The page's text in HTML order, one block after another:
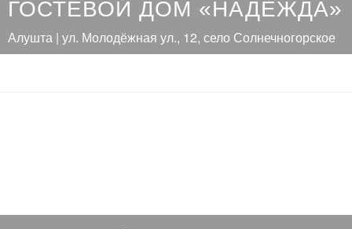
ГОСТЕВОЙ ДОМ «НАДЕЖДА»
Алушта | ул. Молодёжная ул., 12, село Солнечногорское